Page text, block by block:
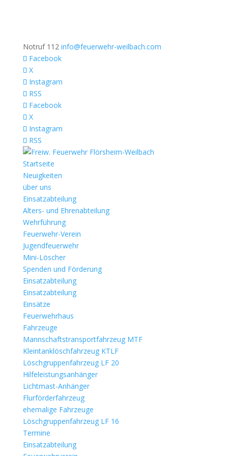
Notruf 112 info@feuerwehr-weilbach.com
Facebook
X
Instagram
RSS
Facebook
X
Instagram
RSS
Startseite
Neuigkeiten
über uns
Einsatzabteilung
Alters- und Ehrenabteilung
Wehrführung
Feuerwehr-Verein
Jugendfeuerwehr
Mini-Löscher
Spenden und Förderung
Einsatzabteilung
Einsatzabteilung
Einsätze
Feuerwehrhaus
Fahrzeuge
Mannschaftstransportfahrzeug MTF
Kleintanklöschfahrzeug KTLF
Löschgruppenfahrzeug LF 20
Hilfeleistungsanhänger
Lichtmast-Anhänger
Flurförderfahrzeug
ehemalige Fahrzeuge
Löschgruppenfahrzeug LF 16
Termine
Einsatzabteilung